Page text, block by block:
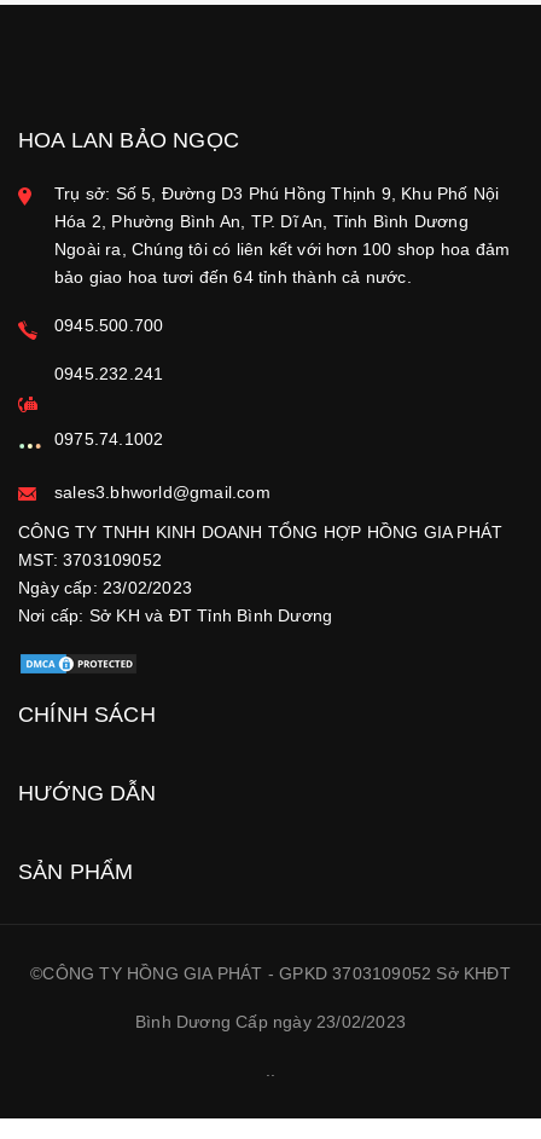
HOA LAN BẢO NGỌC
Trụ sở: Số 5, Đường D3 Phú Hồng Thịnh 9, Khu Phố Nội
Hóa 2, Phường Bình An, TP. Dĩ An, Tỉnh Bình Dương
Ngoài ra, Chúng tôi có liên kết với hơn 100 shop hoa đảm
bảo giao hoa tươi đến 64 tỉnh thành cả nước.
0945.500.700
0945.232.241
0975.74.1002
sales3.bhworld@gmail.com
CÔNG TY TNHH KINH DOANH TỔNG HỢP HỒNG GIA PHÁT
MST: 3703109052
Ngày cấp: 23/02/2023
Nơi cấp: Sở KH và ĐT Tỉnh Bình Dương
CHÍNH SÁCH
HƯỚNG DẪN
SẢN PHẨM
©CÔNG TY HỒNG GIA PHÁT - GPKD 3703109052 Sở KHĐT
Bình Dương Cấp ngày 23/02/2023
..